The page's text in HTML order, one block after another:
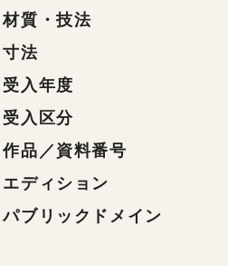
材質・技法
寸法
受入年度
受入区分
作品／資料番号
エディション
パブリックドメイン